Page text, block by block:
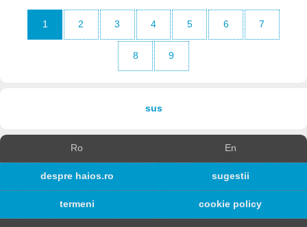
1 2 3 4 5 6 7
8 9
sus
Ro En
despre haios.ro sugestii
termeni cookie policy